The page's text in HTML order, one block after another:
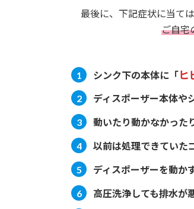
最後に、下記症状に当て
ご自宅
シンク下の本体に 「ヒ
ディスポーザー本体や
動いたり動かなかった
以前は処理できていた
ディスポーザーを動か
高圧洗浄しても排水が